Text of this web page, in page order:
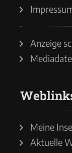
Anzeige
Meine
Aktuelle